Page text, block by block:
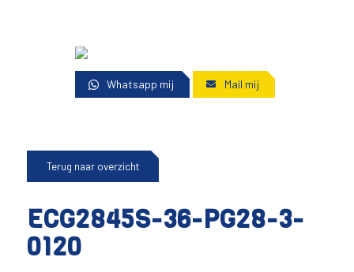
Whatsapp mij Mail mij
Terug naar overzicht
ECG2845S-36-PG28-3-
0120